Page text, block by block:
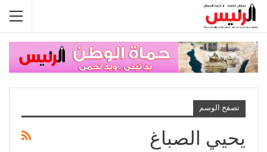
تصفح الوسم
يحيي الصباغ